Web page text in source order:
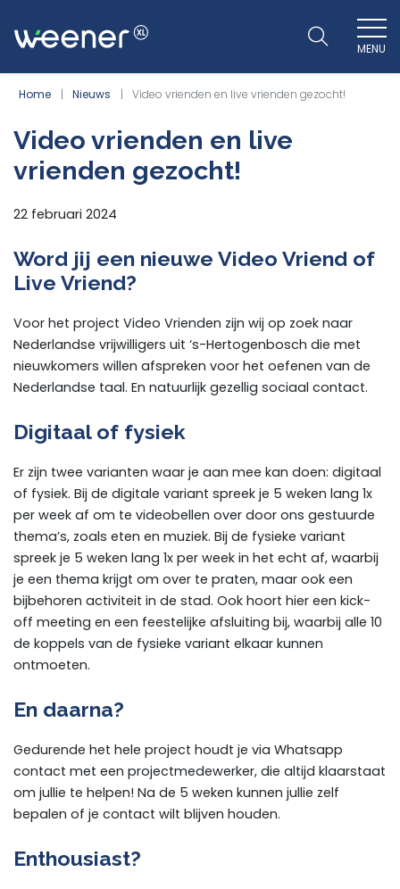
WEENER XL
MENU
Home Nieuws Video vrienden en live vrienden gezocht!
Video vrienden en live
vrienden gezocht!
22 februari 2024
Word jij een nieuwe Video Vriend of
Live Vriend?
Voor het project Video Vrienden zijn wij op zoek naar
Nederlandse vrijwilligers uit ‘s-Hertogenbosch die met
nieuwkomers willen afspreken voor het oefenen van de
Nederlandse taal. En natuurlijk gezellig sociaal contact.
Digitaal of fysiek
Er zijn twee varianten waar je aan mee kan doen: digitaal
of fysiek. Bij de digitale variant spreek je 5 weken lang 1x
per week af om te videobellen over door ons gestuurde
thema’s, zoals eten en muziek. Bij de fysieke variant
spreek je 5 weken lang 1x per week in het echt af, waarbij
je een thema krijgt om over te praten, maar ook een
bijbehoren activiteit in de stad. Ook hoort hier een kick-
off meeting en een feestelijke afsluiting bij, waarbij alle 10
de koppels van de fysieke variant elkaar kunnen
ontmoeten.
En daarna?
Gedurende het hele project houdt je via Whatsapp
contact met een projectmedewerker, die altijd klaarstaat
om jullie te helpen! Na de 5 weken kunnen jullie zelf
bepalen of je contact wilt blijven houden.
Enthousiast?